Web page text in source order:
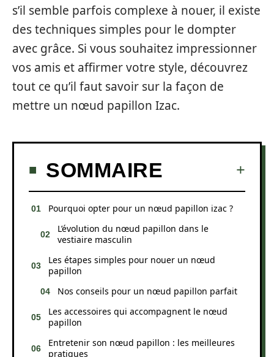
s’il semble parfois complexe à nouer, il existe
des techniques simples pour le dompter
avec grâce. Si vous souhaitez impressionner
vos amis et affirmer votre style, découvrez
tout ce qu’il faut savoir sur la façon de
mettre un nœud papillon Izac.
SOMMAIRE
Pourquoi opter pour un nœud papillon izac ?
L’évolution du nœud papillon dans le
vestiaire masculin
Les étapes simples pour nouer un nœud
papillon
Nos conseils pour un nœud papillon parfait
Les accessoires qui accompagnent le nœud
papillon
Entretenir son nœud papillon : les meilleures
pratiques